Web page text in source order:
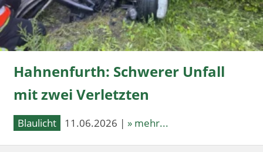
Hahnenfurth: Schwerer Unfall
mit zwei Verletzten
Blaulicht 11.06.2026 | » mehr...